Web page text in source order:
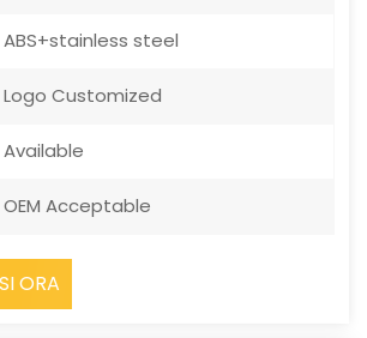
ABS+stainless steel
Logo Customized
Available
OEM Acceptable
ORA